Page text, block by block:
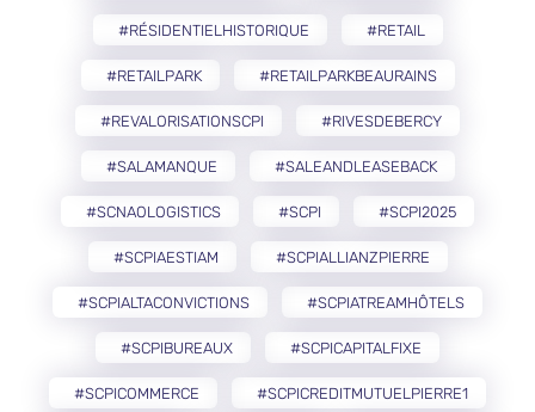
#RÉSIDENTIELHISTORIQUE #RETAIL
#RETAILPARK #RETAILPARKBEAURAINS
#REVALORISATIONSCPI #RIVESDEBERCY
#SALAMANQUE #SALEANDLEASEBACK
#SCNAOLOGISTICS #SCPI #SCPI2025
#SCPIAESTIAM #SCPIALLIANZPIERRE
#SCPIALTACONVICTIONS #SCPIATREAMHÔTELS
#SCPIBUREAUX #SCPICAPITALFIXE
#SCPICOMMERCE #SCPICREDITMUTUELPIERRE1